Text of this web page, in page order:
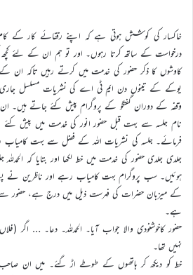
خاکسار کی کوشش ہوتی ہے کہ اپنے رفقائے کار کے
درخواست کے ساتھ کرتا رہوں۔ اور تو ہم ان کے لئے کچھ
کاوشوں کا ذکر حضور کی خدمت میں کرتے رہیں تاکہ ان کے
یوکے کے تینوں دن ایم ٹی اے کی نشریات مسلسل
وقفہ کے دوران گفتگو کے پروگرام پیش کئے جاتے ہیں۔
نام جلسہ سے بہت قبل حضور انور کی خدمت میں پیش کئے
فرمائے۔ جلسہ کی نشریات اللہ کے فضل سے بہت کامیاب
جلدی جلدی حضور کی خدمت میں خط لکھا اور بتایا کہ الحمدللہ
ہوئیں۔ سب پروگرام بہت کامیاب رہے اور ناظرین نے
کے میزبان حضرات کی فہرست ذیل میں درج ہے، حضور
ہے۔
حضور کاخوشنودی والا جواب آیا۔ الحمدللہ۔ دعا۔ … اگر
نہیں تھا۔
خط کو دیکھ کر ہاتھوں کے طوطے اڑ گئے۔ میں ان